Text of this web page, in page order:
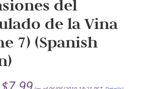
del
de la Vina
7) (Spanish